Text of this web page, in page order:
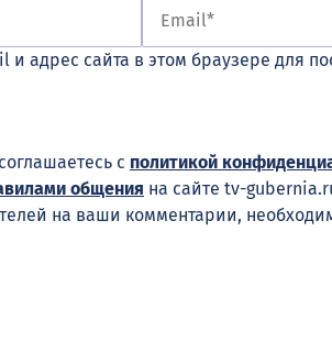
и адрес сайта в этом браузере для
с политикой
общения на сайте tv-
на ваши комментарии,